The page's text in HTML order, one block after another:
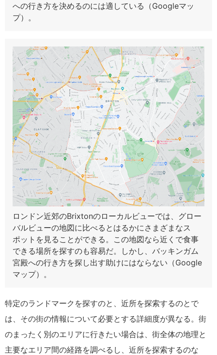
への行き方を決めるのには適している（Googleマッ
プ）。
ロンドン近郊のBrixtonのローカルビューでは、グロー
バルビューの地図に比べるとはるかにさまざまなス
ポットを見ることができる。この地図なら近くで食事
できる場所を探すのも容易だ。しかし、バッキンガム
宮殿への行き方を探し出す助けにはならない（Google
マップ）。
特定のランドマークを探すのと、近所を探索するのとで
は、その街の情報について必要とする詳細度が異なる。街
のまったく別のエリアに行きたい場合は、街全体の地理と
主要なエリア間の経路を調べるし、近所を探索するのな